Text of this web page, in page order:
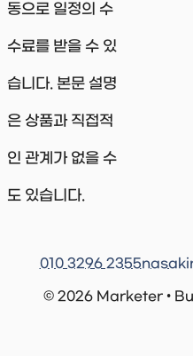
동으로 일정의 수
수료를 받을 수 있
습니다. 본문 설명
은 상품과 직접적
인 관계가 없을 수
도 있습니다.
© 2026 Marketer •
010 3296 2355